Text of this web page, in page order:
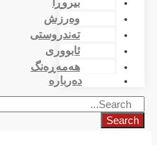
وەرزش
تەندروستی
ئابووری
هەمەڕەنگ
دەربارە
Search